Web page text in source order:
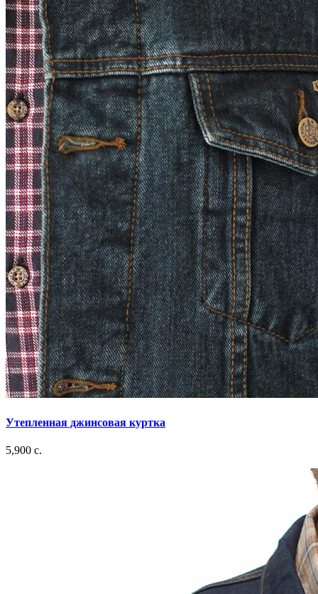
Утепленная джинсовая куртка
5,900 c.